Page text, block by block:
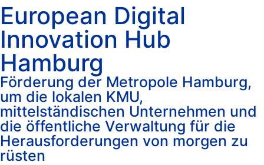
European Digital
Innovation Hub
Hamburg
Förderung der Metropole Hamburg,
um die lokalen KMU,
mittelständischen Unternehmen und
die öffentliche Verwaltung für die
Herausforderungen von morgen zu
rüsten